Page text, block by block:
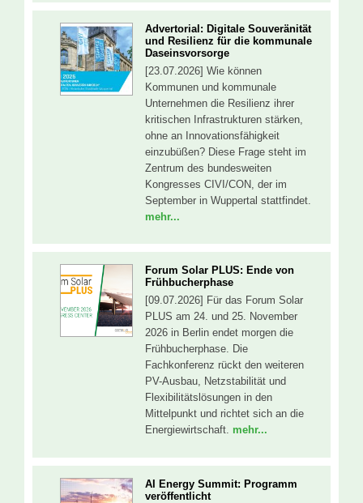
Advertorial: Digitale Souveränität
und Resilienz für die kommunale
Daseinsvorsorge
[23.07.2026] Wie können
Kommunen und kommunale
Unternehmen die Resilienz ihrer
kritischen Infrastrukturen stärken,
ohne an Innovationsfähigkeit
einzubüßen? Diese Frage steht im
Zentrum des bundesweiten
Kongresses CIVI/CON, der im
September in Wuppertal stattfindet.
mehr...
Forum Solar PLUS: Ende von
Frühbucherphase
[09.07.2026] Für das Forum Solar
PLUS am 24. und 25. November
2026 in Berlin endet morgen die
Frühbucherphase. Die
Fachkonferenz rückt den weiteren
PV-Ausbau, Netzstabilität und
Flexibilitätslösungen in den
Mittelpunkt und richtet sich an die
Energiewirtschaft. mehr...
AI Energy Summit: Programm
veröffentlicht